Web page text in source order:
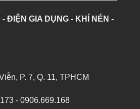
ĐIỆN GIA DỤNG - KHÍ NÉN -
P. 7, Q. 11, TPHCM
- 0906.669.168